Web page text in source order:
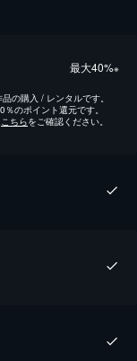
最⼤40%※
の購入 / レンタルです。
のポイント還元です。
こちらをご確認ください。